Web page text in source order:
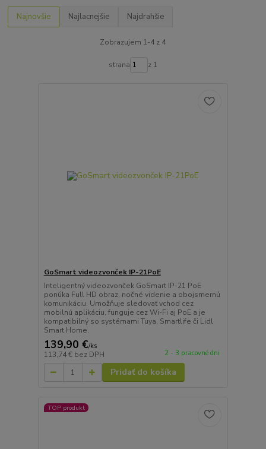
Najnovšie Najlacnejšie Najdrahšie
Zobrazujem 1-4 z 4
strana z 1
GoSmart videozvonček IP-21PoE
Inteligentný videozvonček GoSmart IP-21 PoE
ponúka Full HD obraz, nočné videnie a obojsmernú
komunikáciu. Umožňuje sledovať vchod cez
mobilnú aplikáciu, funguje cez Wi-Fi aj PoE a je
kompatibilný so systémami Tuya, Smartlife či Lidl
Smart Home.
139,90 €/ks
113,74 € bez DPH 2 - 3 pracovné dni
Pridať do košíka
TOP produkt